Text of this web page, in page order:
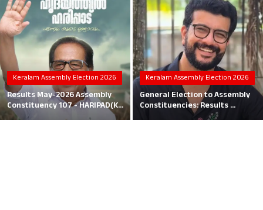
Local News
Earn Money
Tutorials
Malayalam
Keralam Assembly Election 2026
Results May-2026 Assembly
Constituency 107 - HARIPAD(K...
Keralam Assembly Election 2026
General Election to Assembly
Constituencies: Results ...